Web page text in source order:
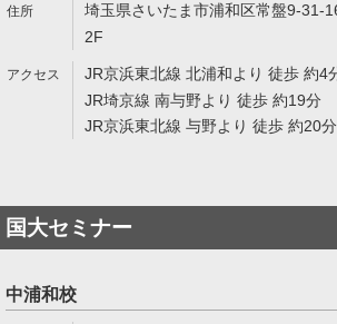
埼玉県さいたま市浦和区常盤9-31-
2F
JR京浜東北線 北浦和より 徒歩 約4
JR埼京線 南与野より 徒歩 約19分
JR京浜東北線 与野より 徒歩 約20分
国大セミナー
中浦和校